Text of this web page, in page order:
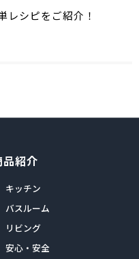
レシピをご紹介！
品紹介
キッチン
バスルーム
リビング
安心・安全